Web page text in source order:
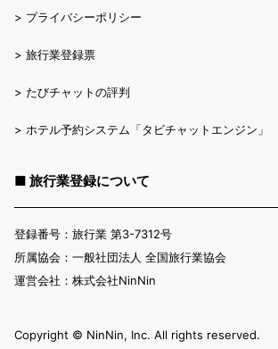
> プライバシーポリシー
> 旅行業登録票
> たびチャットの評判
> ホテル予約システム「タビチャットエンジン」
■ 旅行業登録について
登録番号：旅行業 第3-7312号
所属協会：一般社団法人 全国旅行業協会
運営会社：株式会社NinNin
Copyright ©︎ NinNin, Inc. All rights reserved.